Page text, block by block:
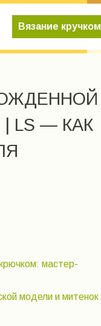
Вязание кручком
LS — КАК
мастер-
модели и митенок